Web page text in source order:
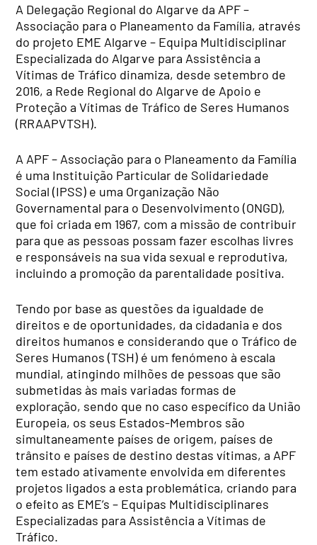
A Delegação Regional do Algarve da APF –
Associação para o Planeamento da Família, através
do projeto EME Algarve – Equipa Multidisciplinar
Especializada do Algarve para Assistência a
Vítimas de Tráfico dinamiza, desde setembro de
2016, a Rede Regional do Algarve de Apoio e
Proteção a Vítimas de Tráfico de Seres Humanos
(RRAAPVTSH).
A APF – Associação para o Planeamento da Família
é uma Instituição Particular de Solidariedade
Social (IPSS) e uma Organização Não
Governamental para o Desenvolvimento (ONGD),
que foi criada em 1967, com a missão de contribuir
para que as pessoas possam fazer escolhas livres
e responsáveis na sua vida sexual e reprodutiva,
incluindo a promoção da parentalidade positiva.
Tendo por base as questões da igualdade de
direitos e de oportunidades, da cidadania e dos
direitos humanos e considerando que o Tráfico de
Seres Humanos (TSH) é um fenómeno à escala
mundial, atingindo milhões de pessoas que são
submetidas às mais variadas formas de
exploração, sendo que no caso específico da União
Europeia, os seus Estados-Membros são
simultaneamente países de origem, países de
trânsito e países de destino destas vítimas, a APF
tem estado ativamente envolvida em diferentes
projetos ligados a esta problemática, criando para
o efeito as EME’s – Equipas Multidisciplinares
Especializadas para Assistência a Vítimas de
Tráfico.